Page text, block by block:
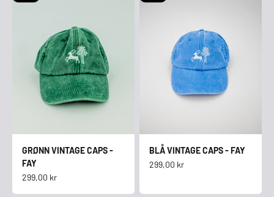
GRØNN VINTAGE CAPS -
FAY
Salgspris
299,00 kr
BLÅ VINTAGE CAPS - FAY
Salgspris
299,00 kr